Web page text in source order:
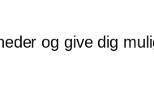
og give dig